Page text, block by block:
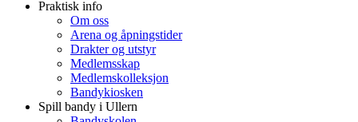
Praktisk info
Om oss
Arena og åpningstider
Drakter og utstyr
Medlemsskap
Medlemskolleksjon
Bandykiosken
Spill bandy i Ullern